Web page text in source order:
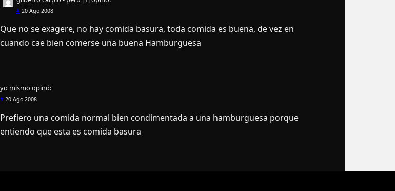
# 20 Ago 2008
Que no se exagere, no hay comida basura, toda comida es buena, de vez en
cuando cae bien comerse una buena Hamburguesa
yo mismo opinó:
# 20 Ago 2008
Prefiero una comida normal bien condimentada a una hamburguesa porque
entiendo que esta es comida basura